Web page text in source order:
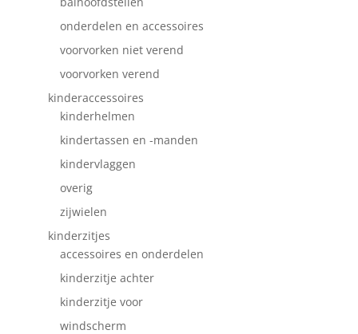
onderdelen en accessoires
voorvorken niet verend
voorvorken verend
kinderaccessoires
kinderhelmen
kindertassen en -manden
kindervlaggen
overig
zijwielen
kinderzitjes
accessoires en onderdelen
kinderzitje achter
kinderzitje voor
windscherm